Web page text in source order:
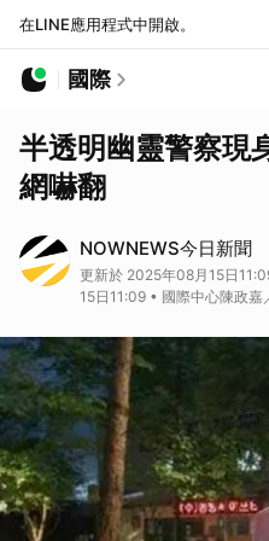
在LINE應用程式中開啟。
國際
半透明幽靈警察現
網嚇翻
NOWNEWS今日新聞
更新於 2025年08月15日
15日11:09 • 國際中心陳政嘉